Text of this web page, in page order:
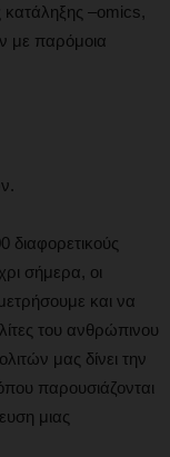
κατάληξης –omics,
με παρόμοια
διαφορετικούς
σήμερα, οι
και να
του ανθρώπινου
μας δίνει την
παρουσιάζονται
μιας